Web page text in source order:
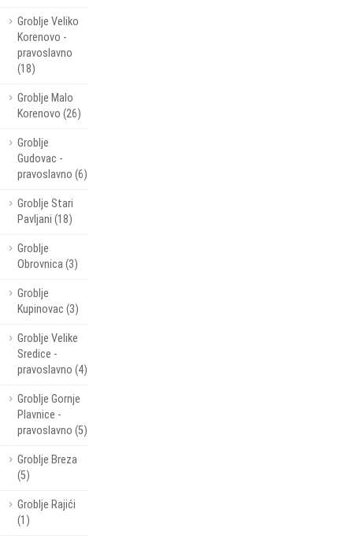
Groblje Veliko
Korenovo -
pravoslavno
(18)
Groblje Malo
Korenovo (26)
Groblje
Gudovac -
pravoslavno (6)
Groblje Stari
Pavljani (18)
Groblje
Obrovnica (3)
Groblje
Kupinovac (3)
Groblje Velike
Sredice -
pravoslavno (4)
Groblje Gornje
Plavnice -
pravoslavno (5)
Groblje Breza
(5)
Groblje Rajići
(1)